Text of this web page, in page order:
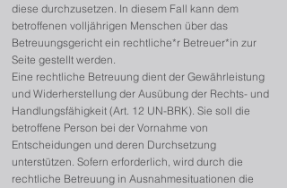
diese durchzusetzen. In diesem Fall kann dem
betroffenen volljährigen Menschen über das
Betreuungsgericht ein rechtliche*r Betreuer*in zur
Seite gestellt werden.
Eine rechtliche Betreuung dient der Gewährleistung
und Widerherstellung der Ausübung der Rechts- und
Handlungsfähigkeit (Art. 12 UN-BRK). Sie soll die
betroffene Person bei der Vornahme von
Entscheidungen und deren Durchsetzung
unterstützen. Sofern erforderlich, wird durch die
rechtliche Betreuung in Ausnahmesituationen die